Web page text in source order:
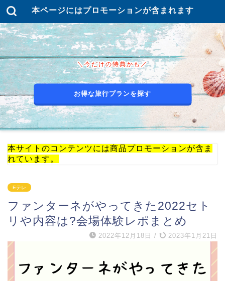
本ページにはプロモーションが含まれます
＼今だけの特典かも／
お得な旅行プランを探す
本サイトのコンテンツには商品プロモーションが含ま
れています。
Eテレ
ファンターネがやってきた2022セト
リや内容は?会場体験レポまとめ
2022年12月18日 / 2023年1月21日